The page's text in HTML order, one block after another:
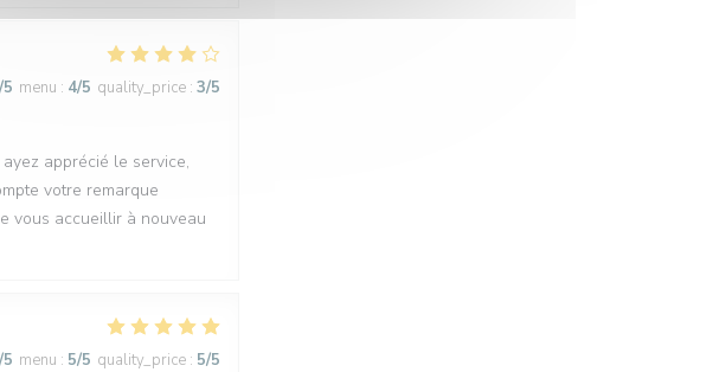
/5 menu : 4/5 quality_price : 3/5
apprécié le service,
votre remarque
vous accueillir à nouveau
/5 menu : 5/5 quality_price : 5/5